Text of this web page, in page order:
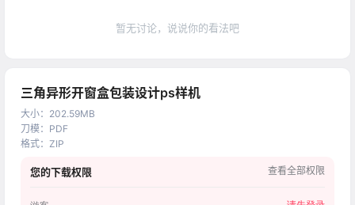
暂无讨论，说说你的看法吧
三角异形开窗盒包装设计ps样机
大小： 202.59MB
刀模： PDF
格式： ZIP
您的下载权限 查看全部权限